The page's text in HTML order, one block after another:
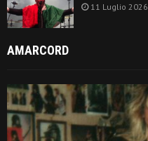
11 Luglio 2026
AMARCORD